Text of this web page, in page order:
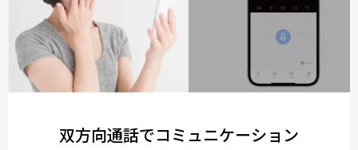
双方向通話でコミュニケーション